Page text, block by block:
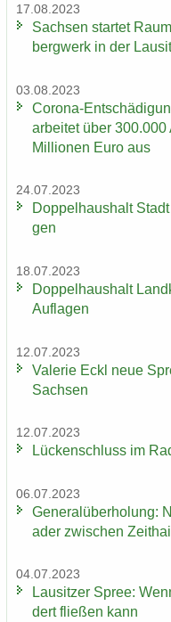
17.08.2023
Sach­sen star­tet
berg­werk in der
03.08.2023
Corona-​
ar­bei­tet über
Mil­lio­nen Euro aus
24.07.2023
Dop­pel­haus­halt
gen
18.07.2023
Dop­pel­haus­halt
Auf­la­gen
12.07.2023
Va­le­rie Eckl neue
Sach­sen
12.07.2023
Lü­cken­schluss im
06.07.2023
Ge­ne­ral­über­ho­lung:
ader zwi­schen
04.07.2023
Lau­sit­zer Spree:
dert flie­ßen kann